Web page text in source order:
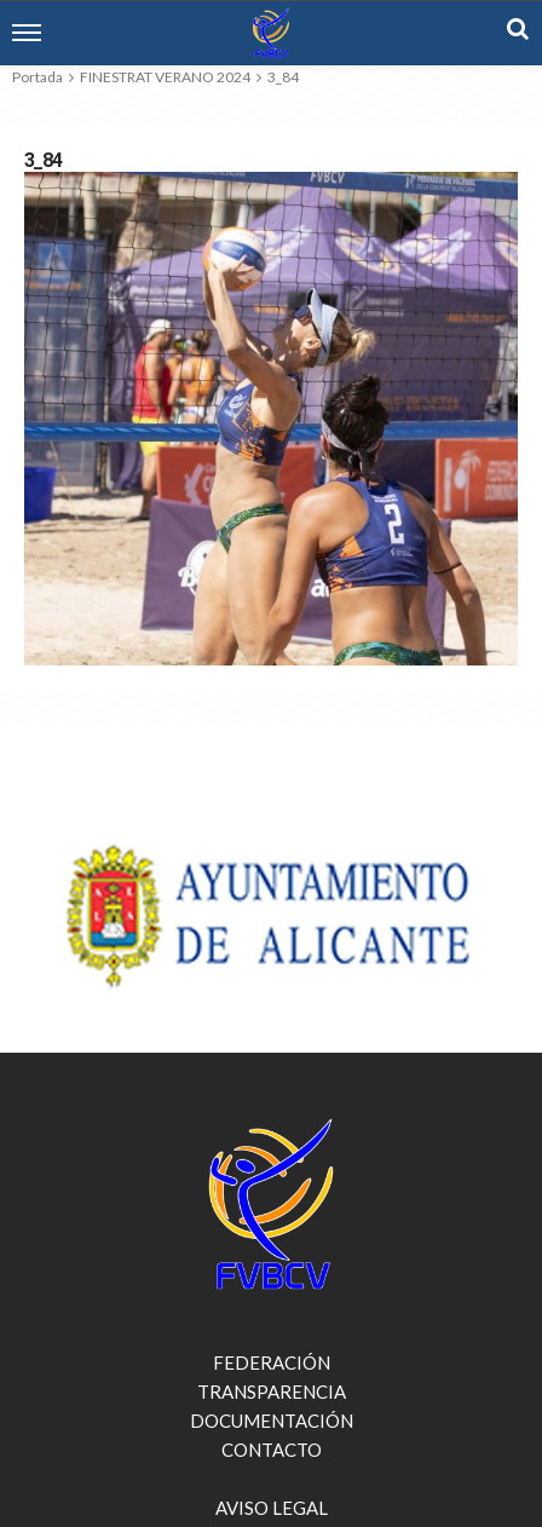
Portada FINESTRAT VERANO 2024 3_84
3_84
FEDERACIÓN
TRANSPARENCIA
DOCUMENTACIÓN
CONTACTO
AVISO LEGAL